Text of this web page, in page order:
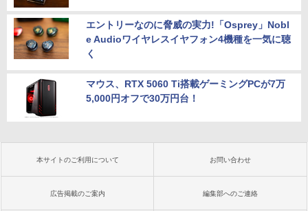
エントリーなのに脅威の実力!「Osprey」Nobl
e Audioワイヤレスイヤフォン4機種を一気に聴
く
マウス、RTX 5060 Ti搭載ゲーミングPCが7万
5,000円オフで30万円台！
本サイトのご利用について お問い合わせ
広告掲載のご案内 編集部へのご連絡